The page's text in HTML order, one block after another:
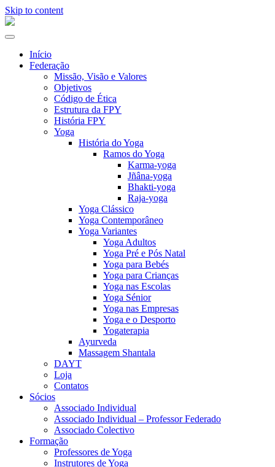
Skip to content
Alternar
navegação
Início
Federação
Missão, Visão e Valores
Objetivos
Código de Ética
Estrutura da FPY
História FPY
Yoga
História do Yoga
Ramos do Yoga
Karma-yoga
Jñâna-yoga
Bhakti-yoga
Raja-yoga
Yoga Clássico
Yoga Contemporâneo
Yoga Variantes
Yoga Adultos
Yoga Pré e Pós Natal
Yoga para Bebés
Yoga para Crianças
Yoga nas Escolas
Yoga Sénior
Yoga nas Empresas
Yoga e o Desporto
Yogaterapia
Ayurveda
Massagem Shantala
DAYT
Loja
Contatos
Sócios
Associado Individual
Associado Individual – Professor Federado
Associado Colectivo
Formação
Professores de Yoga
Instrutores de Yoga